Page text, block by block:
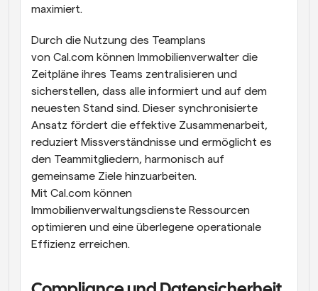
maximiert.
Durch die Nutzung des Teamplans
von Cal.com können Immobilienverwalter die
Zeitpläne ihres Teams zentralisieren und
sicherstellen, dass alle informiert und auf dem
neuesten Stand sind. Dieser synchronisierte
Ansatz fördert die effektive Zusammenarbeit,
reduziert Missverständnisse und ermöglicht es
den Teammitgliedern, harmonisch auf
gemeinsame Ziele hinzuarbeiten.
Mit Cal.com können
Immobilienverwaltungsdienste Ressourcen
optimieren und eine überlegene operationale
Effizienz erreichen.